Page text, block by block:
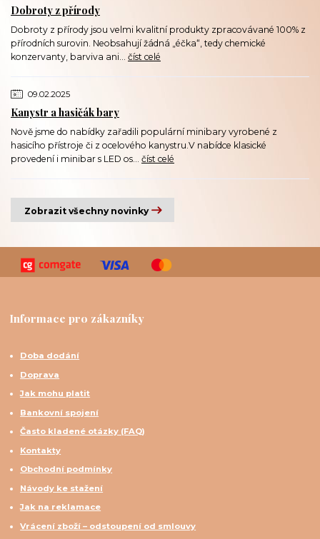
Dobroty z přírody
Dobroty z přírody jsou velmi kvalitní produkty zpracovávané 100% z
přírodních surovin. Neobsahují žádná „éčka“, tedy chemické
konzervanty, barviva ani... číst celé
09.02.2025
Kanystr a hasičák bary
Nově jsme do nabídky zařadili populární minibary vyrobené z
hasicího přístroje či z ocelového kanystru.V nabídce klasické
provedení i minibar s LED os... číst celé
Zobrazit všechny novinky
Informace pro zákazníky
Doba dodání
Doprava
Jak mohu platit
Bankovní spojení
Často kladené otázky (FAQ)
Kontakty
Obchodní podmínky
Návody ke stažení
Jak na reklamace
Vrácení zboží – odstoupení od smlouvy